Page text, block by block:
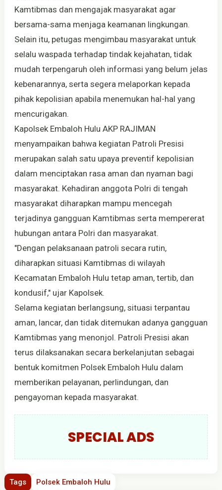
Kamtibmas dan mengajak masyarakat agar
bersama-sama menjaga keamanan lingkungan.
Selain itu, petugas mengimbau masyarakat untuk
selalu waspada terhadap tindak kejahatan, tidak
mudah terpengaruh oleh informasi yang belum jelas
kebenarannya, serta segera melaporkan kepada
pihak kepolisian apabila menemukan hal-hal yang
mencurigakan.
Kapolsek Embaloh Hulu AKP RAJIMAN
menyampaikan bahwa kegiatan Patroli Presisi
merupakan salah satu upaya preventif kepolisian
dalam menciptakan rasa aman dan nyaman bagi
masyarakat. Kehadiran anggota Polri di tengah
masyarakat diharapkan mampu mencegah
terjadinya gangguan Kamtibmas serta mempererat
hubungan antara Polri dan masyarakat.
"Dengan pelaksanaan patroli secara rutin,
diharapkan situasi Kamtibmas di wilayah
Kecamatan Embaloh Hulu tetap aman, tertib, dan
kondusif," ujar Kapolsek.
Selama kegiatan berlangsung, situasi terpantau
aman, lancar, dan tidak ditemukan adanya gangguan
Kamtibmas yang menonjol. Patroli Presisi akan
terus dilaksanakan secara berkelanjutan sebagai
bentuk komitmen Polsek Embaloh Hulu dalam
memberikan pelayanan, perlindungan, dan
pengayoman kepada masyarakat.
SPECIAL ADS
Tags Polsek Embaloh Hulu